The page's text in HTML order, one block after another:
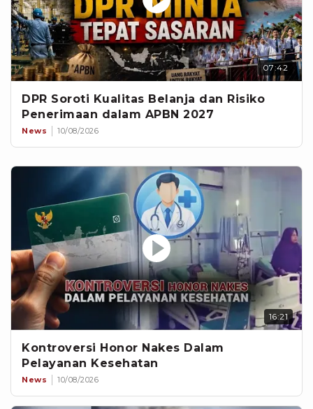
07:42
DPR Soroti Kualitas Belanja dan Risiko
Penerimaan dalam APBN 2027
News 10/08/2026
16:21
Kontroversi Honor Nakes Dalam
Pelayanan Kesehatan
News 10/08/2026